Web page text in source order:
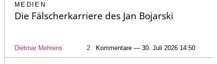
MEDIEN
Die Fälscherkarriere des Jan Bojarski
Dietmar Mehrens 2 Kommentare — 30. Juli 2026 14:50